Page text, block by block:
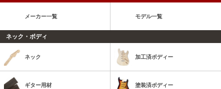
メーカー一覧 モデル一覧
ネック・ボディ
ネック 加工済ボディー
ギター用材 塗装済ボディー